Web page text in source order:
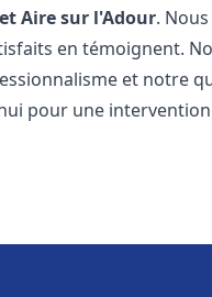
Aire sur l'Adour.
en témoignent.
et notre
pour une